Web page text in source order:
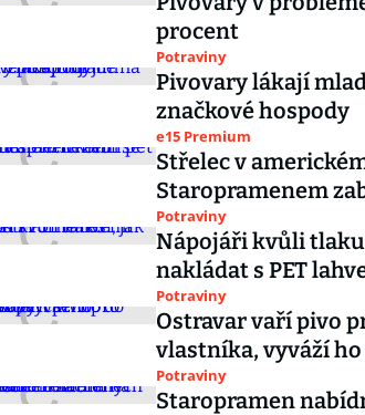
procent
Potraviny
Pivovary lákají
značkové hospody
e15 Premium
Střelec v
Staropramenem
Potraviny
Nápojáři kvůli
nakládat s PET
Potraviny
Ostravar vaří pivo
vlastníka, vyváží ho
Potraviny
Staropramen